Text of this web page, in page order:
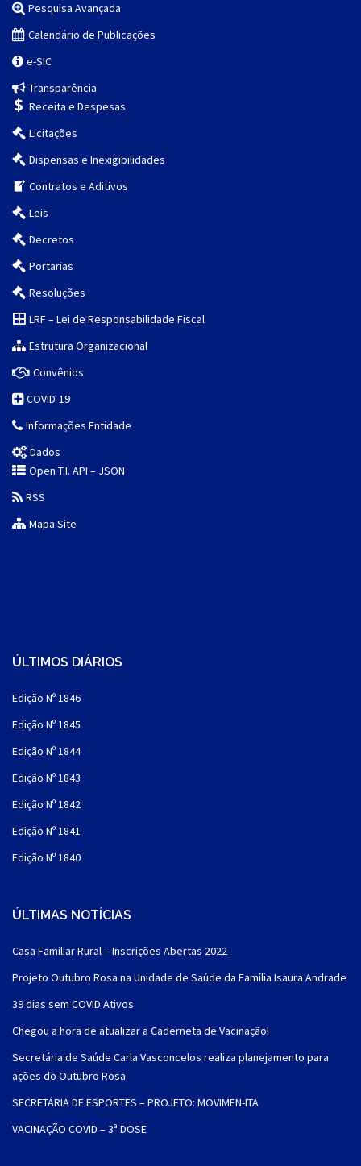
Pesquisa Avançada
Calendário de Publicações
e-SIC
Transparência
Receita e Despesas
Licitações
Dispensas e Inexigibilidades
Contratos e Aditivos
Leis
Decretos
Portarias
Resoluções
LRF – Lei de Responsabilidade Fiscal
Estrutura Organizacional
Convênios
COVID-19
Informações Entidade
Dados
Open T.I. API – JSON
RSS
Mapa Site
ÚLTIMOS DIÁRIOS
Edição Nº 1846
Edição Nº 1845
Edição Nº 1844
Edição Nº 1843
Edição Nº 1842
Edição Nº 1841
Edição Nº 1840
ÚLTIMAS NOTÍCIAS
Casa Familiar Rural – Inscrições Abertas 2022
Projeto Outubro Rosa na Unidade de Saúde da Família Isaura Andrade
39 dias sem COVID Ativos
Chegou a hora de atualizar a Caderneta de Vacinação!
Secretária de Saúde Carla Vasconcelos realiza planejamento para
ações do Outubro Rosa
SECRETÁRIA DE ESPORTES – PROJETO: MOVIMEN-ITA
VACINAÇÃO COVID – 3ª DOSE